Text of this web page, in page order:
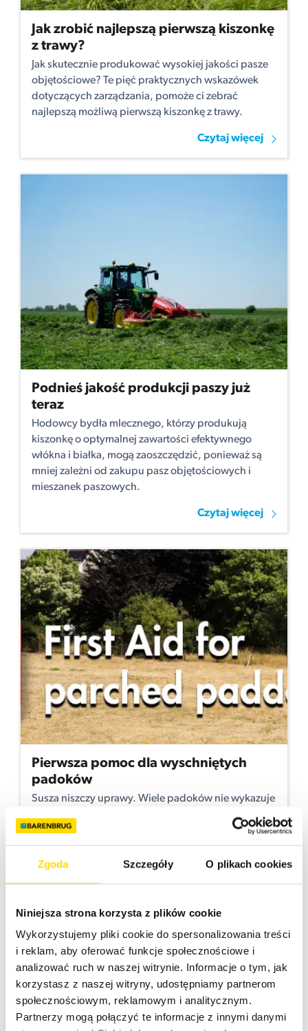
Zgoda Szczegóły O plikach cookies
Niniejsza strona korzysta z plików cookie
Wykorzystujemy pliki cookie do spersonalizowania treści
i reklam, aby oferować funkcje społecznościowe i
analizować ruch w naszej witrynie. Informacje o tym, jak
korzystasz z naszej witryny, udostępniamy partnerom
społecznościowym, reklamowym i analitycznym.
Partnerzy mogą połączyć te informacje z innymi danymi
Jak zrobić najlepszą pierwszą kiszonkę
z trawy?
Jak skutecznie produkować wysokiej jakości pasze
objętościowe? Te pięć praktycznych wskazówek
dotyczących zarządzania, pomoże ci zebrać
najlepszą możliwą pierwszą kiszonkę z trawy.
Czytaj więcej
Podnieś jakość produkcji paszy już
teraz
Hodowcy bydła mlecznego, którzy produkują
kiszonkę o optymalnej zawartości efektywnego
włókna i białka, mogą zaoszczędzić, ponieważ są
mniej zależni od zakupu pasz objętościowych i
mieszanek paszowych.
Czytaj więcej
Pierwsza pomoc dla wyschniętych
padoków
Susza niszczy uprawy. Wiele padoków nie wykazuje
wzrostu od tygodni i odbarwia się z zielonego na
żółty. W rezultacie właściciele koni nie mają już
trawy na swoich pastwiskach. Co możesz zrobić,
aby chronić swoje pastwisko przed suszą?